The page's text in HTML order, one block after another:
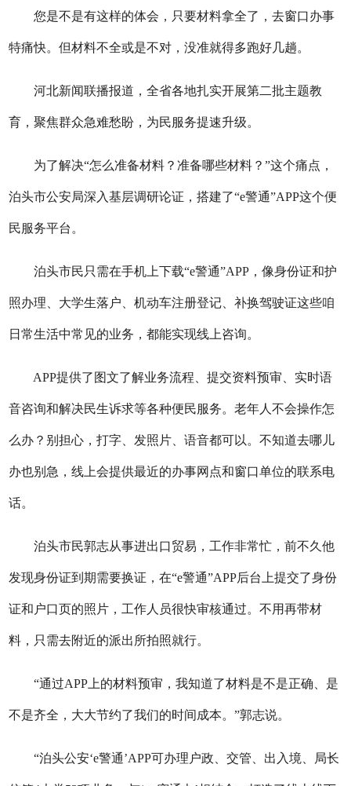
您是不是有这样的体会，只要材料拿全了，去窗口办事
特痛快。但材料不全或是不对，没准就得多跑好几趟。
河北新闻联播报道，全省各地扎实开展第二批主题教
育，聚焦群众急难愁盼，为民服务提速升级。
为了解决“怎么准备材料？准备哪些材料？”这个痛点，
泊头市公安局深入基层调研论证，搭建了“e警通”APP这个便
民服务平台。
泊头市民只需在手机上下载“e警通”APP，像身份证和护
照办理、大学生落户、机动车注册登记、补换驾驶证这些咱
日常生活中常见的业务，都能实现线上咨询。
APP提供了图文了解业务流程、提交资料预审、实时语
音咨询和解决民生诉求等各种便民服务。老年人不会操作怎
么办？别担心，打字、发照片、语音都可以。不知道去哪儿
办也别急，线上会提供最近的办事网点和窗口单位的联系电
话。
泊头市民郭志从事进出口贸易，工作非常忙，前不久他
发现身份证到期需要换证，在“e警通”APP后台上提交了身份
证和户口页的照片，工作人员很快审核通过。不用再带材
料，只需去附近的派出所拍照就行。
“通过APP上的材料预审，我知道了材料是不是正确、是
不是齐全，大大节约了我们的时间成本。”郭志说。
“泊头公安‘e警通’APP可办理户政、交管、出入境、局长